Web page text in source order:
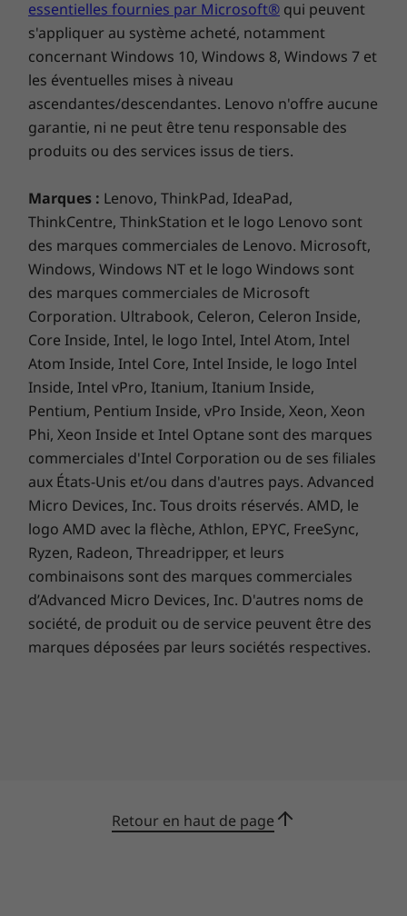
Choisissez parmi les différents
programmes proposés.
Pour répondre aux besoins essentiels de la
gestion des parcs d’appareils, ThinkSmart
Manager BASIC est inclus avec les appareils
nouveaux et existants. Ses fonctionnalités sont
avec des fonctionnalités supplémentaires
moyennant un coût supplémentaire*. Quelle
que soit la version que vous choisissez,
l’efficacité de votre équipe informatique est
essentielles fournies par Microsoft® qui peuvent
s'appliquer au système acheté, notamment
concernant Windows 10, Windows 8, Windows 7 et
les éventuelles mises à niveau
ascendantes/descendantes. Lenovo n'offre aucune
garantie, ni ne peut être tenu responsable des
produits ou des services issus de tiers.
Marques : Lenovo, ThinkPad, IdeaPad,
ThinkCentre, ThinkStation et le logo Lenovo sont
des marques commerciales de Lenovo. Microsoft,
Windows, Windows NT et le logo Windows sont
des marques commerciales de Microsoft
Corporation. Ultrabook, Celeron, Celeron Inside,
Core Inside, Intel, le logo Intel, Intel Atom, Intel
Atom Inside, Intel Core, Intel Inside, le logo Intel
Inside, Intel vPro, Itanium, Itanium Inside,
Pentium, Pentium Inside, vPro Inside, Xeon, Xeon
Phi, Xeon Inside et Intel Optane sont des marques
commerciales d'Intel Corporation ou de ses filiales
aux États-Unis et/ou dans d'autres pays. Advanced
Micro Devices, Inc. Tous droits réservés. AMD, le
logo AMD avec la flèche, Athlon, EPYC, FreeSync,
Ryzen, Radeon, Threadripper, et leurs
combinaisons sont des marques commerciales
d’Advanced Micro Devices, Inc. D'autres noms de
société, de produit ou de service peuvent être des
marques déposées par leurs sociétés respectives.
Retour en haut de page